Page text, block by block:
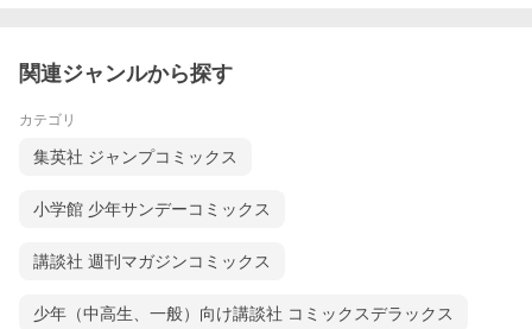
関連ジャンルから探す
カテゴリ
集英社 ジャンプコミックス
小学館 少年サンデーコミックス
講談社 週刊マガジンコミックス
少年（中高生、一般）向け講談社 コミックスデラックス